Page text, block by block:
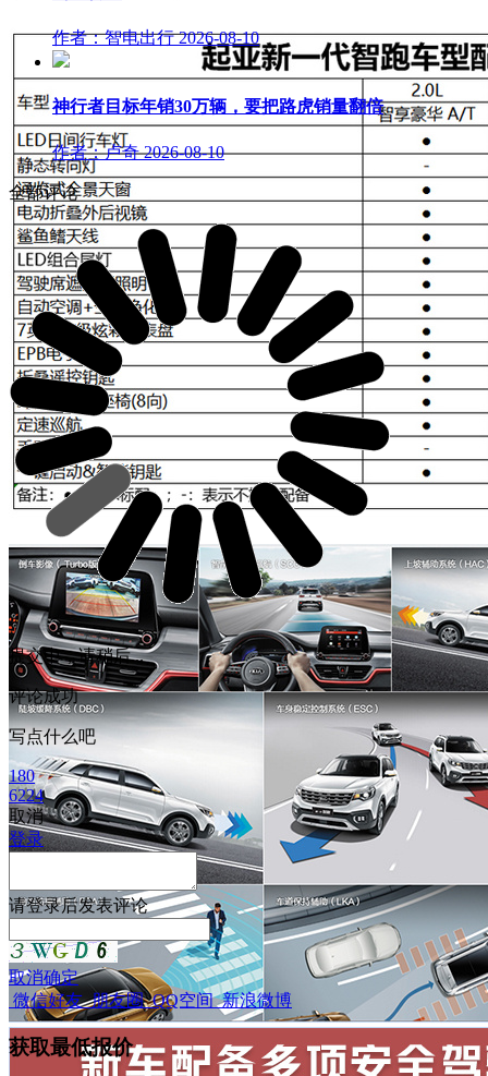
作者：智电出行 2026-08-10
神行者目标年销30万辆，要把路虎销量翻倍
作者：卢奇 2026-08-10
全部评论
提交中，请稍后...
评论成功
写点什么吧
180
6224
取消
登录
请登录后发表评论
取消确定
微信好友 朋友圈 QQ空间 新浪微博
获取最低报价